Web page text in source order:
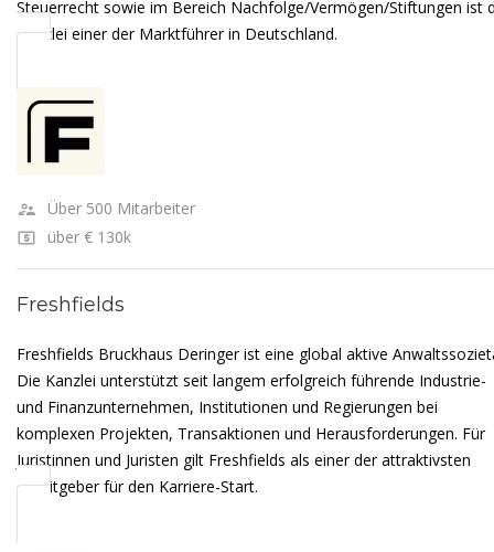
Steuerrecht sowie im Bereich Nachfolge/Vermögen/Stiftungen ist
Kanzlei einer der Marktführer in Deutschland.
Über 500 Mitarbeiter
über € 130k
Freshfields
Freshfields Bruckhaus Deringer ist eine global aktive
Die Kanzlei unterstützt seit langem erfolgreich führende Industrie-
und Finanzunternehmen, Institutionen und Regierungen bei
komplexen Projekten, Transaktionen und Herausforderungen. Für
Juristinnen und Juristen gilt Freshfields als einer der attraktivsten
Arbeitgeber für den Karriere-Start.